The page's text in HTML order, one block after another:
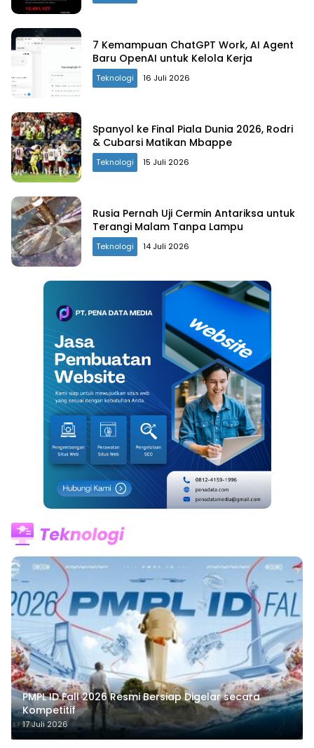
7 Kemampuan ChatGPT Work, AI Agent
Baru OpenAI untuk Kelola Kerja
Teknologi 16 Juli 2026
Spanyol ke Final Piala Dunia 2026, Rodri
& Cubarsi Matikan Mbappe
Teknologi 15 Juli 2026
Rusia Pernah Uji Cermin Antariksa untuk
Terangi Malam Tanpa Lampu
Teknologi 14 Juli 2026
PMPL ID Fall 2026 Resmi Bersiap Digelar secara
Kompetitif
17 Juli 2026